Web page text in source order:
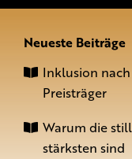
Neueste Beiträge
Inklusion
Preisträger
Warum die
stärksten sind